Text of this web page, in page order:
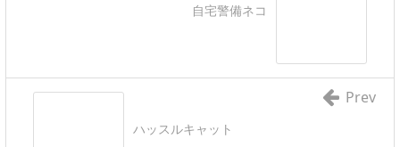
自宅警備ネコ
ハッスルキャット
Prev